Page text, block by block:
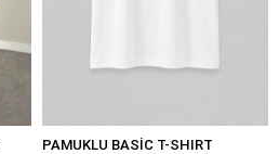
PAMUKLU BASİC T-SHIRT